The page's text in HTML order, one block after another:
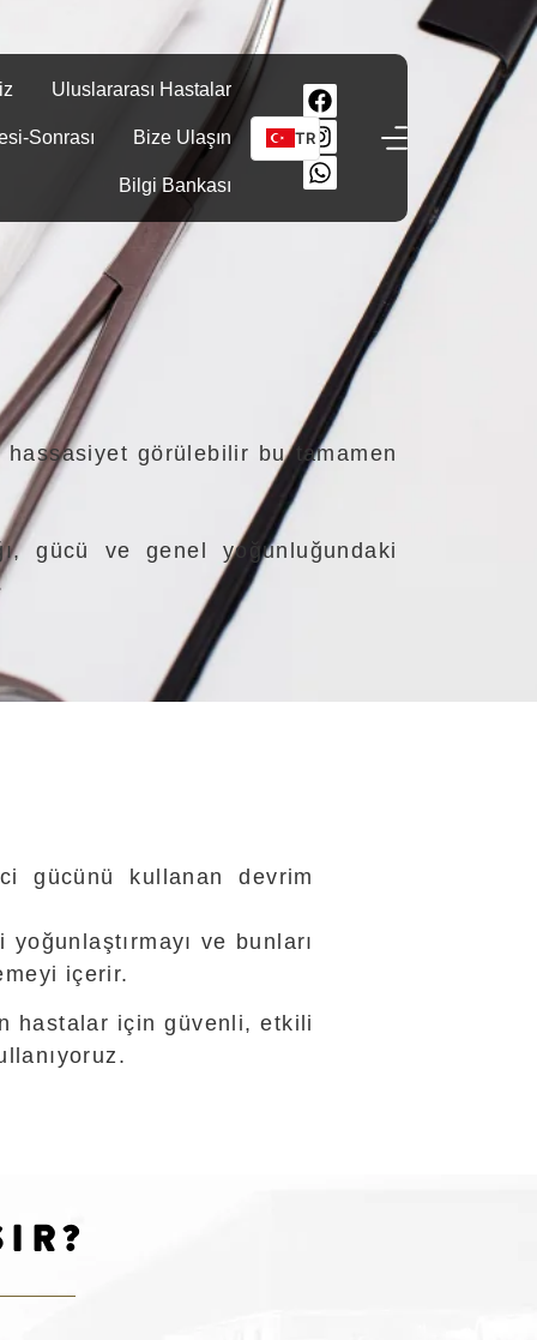
Uluslararası Hastalar
Sonrası Bize Ulaşın
Bilgi Bankası
TR
görülebilir bu tamamen
gücü ve genel yoğunluğundaki
gücünü kullanan devrim
ve bunları
içerir.
hastalar için güvenli, etkili